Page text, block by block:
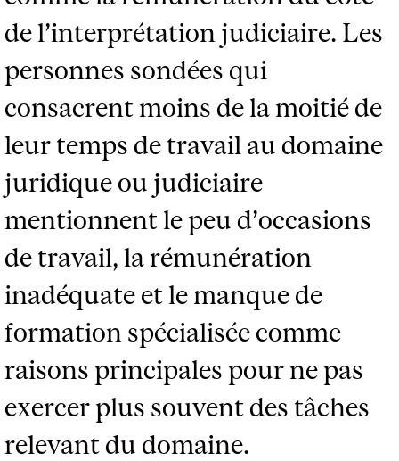
de l’interprétation judiciaire. Les
personnes sondées qui
consacrent moins de la moitié de
leur temps de travail au domaine
juridique ou judiciaire
mentionnent le peu d’occasions
de travail, la rémunération
inadéquate et le manque de
formation spécialisée comme
raisons principales pour ne pas
exercer plus souvent des tâches
relevant du domaine.